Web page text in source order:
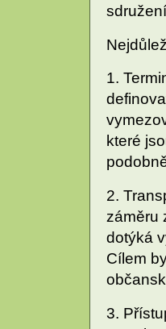
1.
které
2.
záměru
dotýká
Cílem
3.